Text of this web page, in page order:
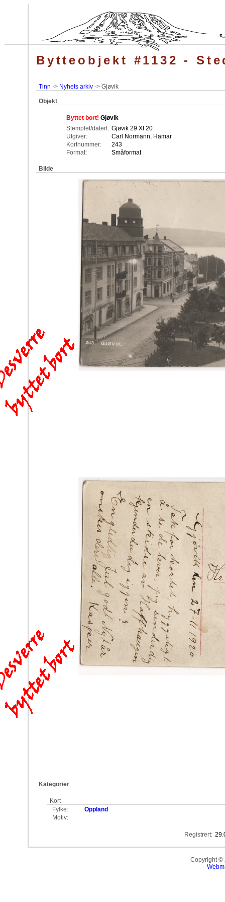
Bytteobjekt #1132 -
Tinn -> Nyhets arkiv -> Gjøvik
Objekt
Byttet bort! Gjøvik
Stemplet/datert: Gjøvik 29 XI 20
Utgiver:
Carl Normann, Hamar
Kortnummer:
243
Format:
Småformat
Bilde
Kategorier
Kort
Fylke:
Oppland
Motiv:
Registrert:
Copyright ©